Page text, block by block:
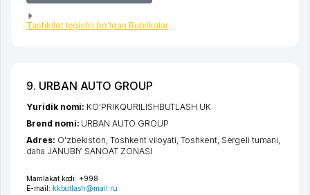
Tashkilot tegishli bo'lgan Rubrikalar
9. URBAN AUTO GROUP
Mamlakat kodi: +998
E-mail: kkbutlash@mail.ru
Yuridik nomi: KO'PRIKQURILISHBUTLASH UK
Brend nomi: URBAN AUTO GROUP
Adres: O'zbekiston,Toshkent viloyati ,Toshkent, Sergeli tumani
daha JANUBIY SANOAT ZONASI